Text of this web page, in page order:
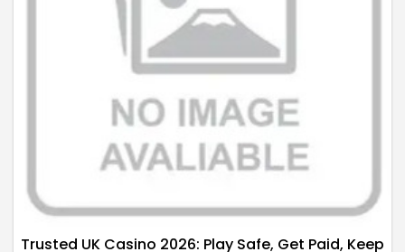
Trusted UK Casino 2026: Play Safe, Get Paid, Keep